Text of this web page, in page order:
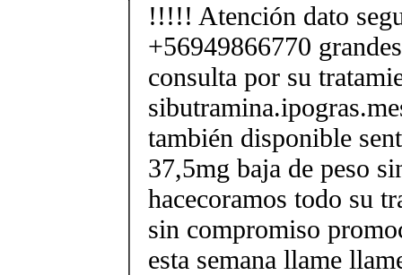
!!!!! Atención dato
+56949866770
consulta por su
también disponible
37,5mg baja de peso
hacecoramos todo su
sin compromiso
esta semana llame